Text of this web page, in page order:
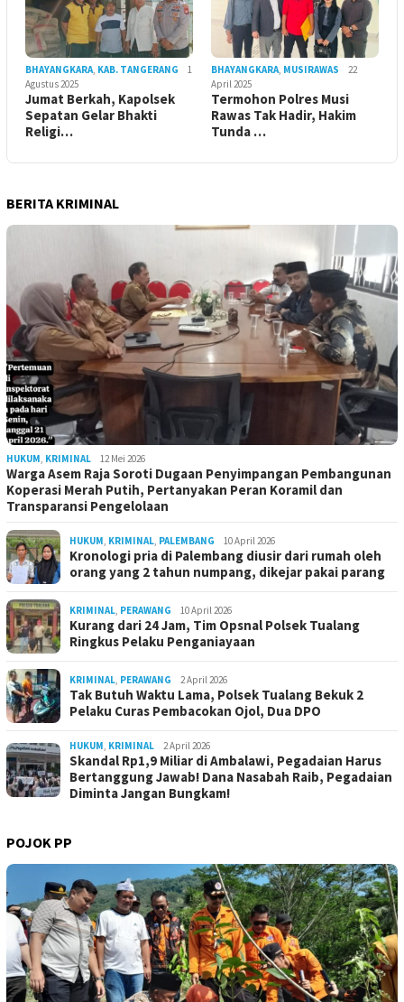
BHAYANGKARA, KAB. TANGERANG
1
Agustus 2025
Jumat Berkah, Kapolsek
Sepatan Gelar Bhakti
Religi…
BHAYANGKARA, MUSIRAWAS
22
April 2025
Termohon Polres Musi
Rawas Tak Hadir, Hakim
Tunda …
BERITA KRIMINAL
HUKUM, KRIMINAL 12 Mei 2026
Warga Asem Raja Soroti Dugaan Penyimpangan Pembangunan
Koperasi Merah Putih, Pertanyakan Peran Koramil dan
Transparansi Pengelolaan
HUKUM, KRIMINAL, PALEMBANG 10 April 2026
Kronologi pria di Palembang diusir dari rumah oleh
orang yang 2 tahun numpang, dikejar pakai parang
KRIMINAL, PERAWANG 10 April 2026
Kurang dari 24 Jam, Tim Opsnal Polsek Tualang
Ringkus Pelaku Penganiayaan
KRIMINAL, PERAWANG 2 April 2026
Tak Butuh Waktu Lama, Polsek Tualang Bekuk 2
Pelaku Curas Pembacokan Ojol, Dua DPO
HUKUM, KRIMINAL 2 April 2026
Skandal Rp1,9 Miliar di Ambalawi, Pegadaian Harus
Bertanggung Jawab! Dana Nasabah Raib, Pegadaian
Diminta Jangan Bungkam!
POJOK PP